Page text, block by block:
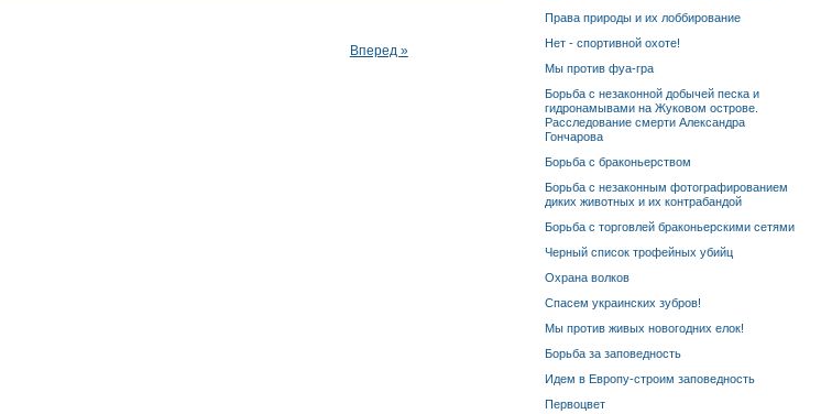
Вперед »
Права природы и их лоббирование
Нет - спортивной охоте!
Мы против фуа-гра
Борьба с незаконной добычей песка и
гидронамывами на Жуковом острове.
Расследование смерти Александра
Гончарова
Борьба с браконьерством
Борьба с незаконным фотографированием
диких животных и их контрабандой
Борьба с торговлей браконьерскими сетями
Черный список трофейных убийц
Охрана волков
Спасем украинских зубров!
Мы против живых новогодних елок!
Борьба за заповедность
Идем в Европу-строим заповедность
Первоцвет